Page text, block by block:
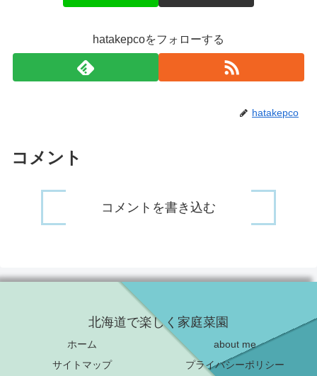
hatakepcoをフォローする
hatakepco
コメント
コメントを書き込む
北海道で楽しく家庭菜園
ホーム
about me
サイトマップ
プライバシーポリシー